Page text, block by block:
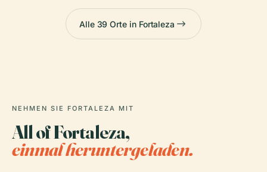
Alle 39 Orte in Fortaleza
NEHMEN SIE FORTALEZA MIT
All of Fortaleza,
einmal heruntergeladen.